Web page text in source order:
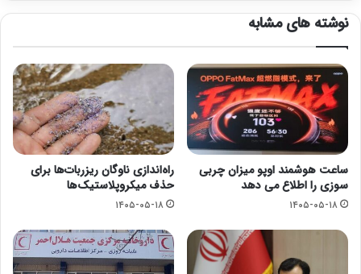
نوشته های مشابه
ساعت هوشمند اوپو میزان چربی
سوزی را اطلاع می دهد
۱۴۰۵-۰۵-۱۸
راه‌اندازی ناوگان ریزربات‌ها برای
حذف میکروپلاستیک‌ها
۱۴۰۵-۰۵-۱۸